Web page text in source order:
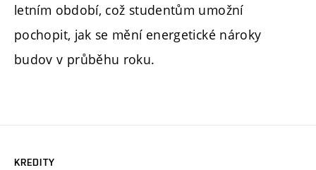
letním období, což studentům umožní
pochopit, jak se mění energetické nároky
budov v průběhu roku.
KREDITY